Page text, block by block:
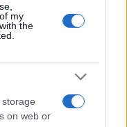
my
the
on web or